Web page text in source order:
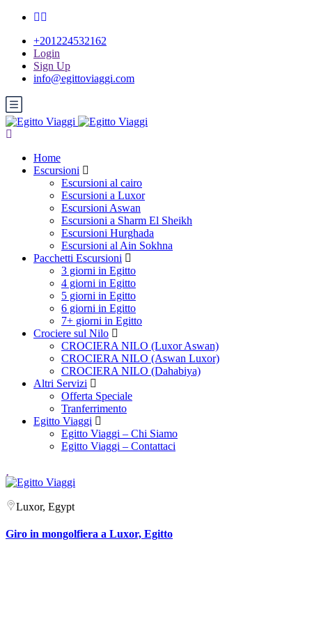
+201224532162
Login
Sign Up
info@egittoviaggi.com
Home
Escursioni
Escursioni al cairo
Escursioni a Luxor
Escursioni Aswan
Escursioni a Sharm El Sheikh
Escursioni Hurghada
Escursioni al Ain Sokhna
Pacchetti Escursioni
3 giorni in Egitto
4 giorni in Egitto
5 giorni in Egitto
6 giorni in Egitto
7+ giorni in Egitto
Crociere sul Nilo
CROCIERA NILO (Luxor Aswan)
CROCIERA NILO (Aswan Luxor)
CROCIERA NILO (Dahabiya)
Altri Servizi
Offerta Speciale
Tranferrimento
Egitto Viaggi
Egitto Viaggi – Chi Siamo
Egitto Viaggi – Contattaci
Luxor, Egypt
Giro in mongolfiera a Luxor, Egitto